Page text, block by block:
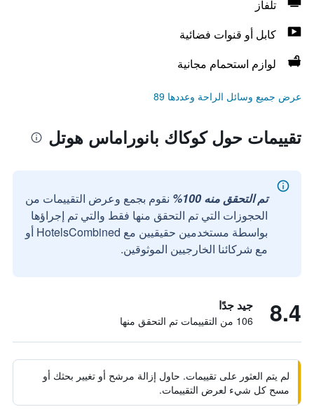
تلفاز
كابل أو قنوات فضائية
لوازم استحمام مجانية
عرض جميع وسائل الراحة وعددها 89
تقييمات حول كوكاك بانوراماس هوتل
تم التحقق منه 100%
نقوم بجمع وعرض التقييمات من
الحجوزات التي تم التحقق منها فقط والتي تم إجراؤها
بواسطة مستخدمين حقيقيين مع HotelsCombined أو
مع شركائنا الخارجيين الموثوقين.
8.4 جيد جدًا
106 من التقييمات تم التحقق منها
لم يتم العثور على تقييمات. حاول إزالة مرشح أو تغيير بحثك أو
مسح كل شيء لعرض التقييمات.